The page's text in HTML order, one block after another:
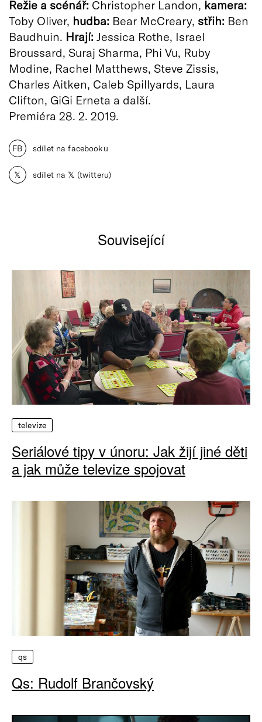
Režie a scénář: Christopher Landon, kamera:
Toby Oliver, hudba: Bear McCreary, střih: Ben
Baudhuin. Hrají: Jessica Rothe, Israel
Broussard, Suraj Sharma, Phi Vu, Ruby
Modine, Rachel Matthews, Steve Zissis,
Charles Aitken, Caleb Spillyards, Laura
Clifton, GiGi Erneta a další.
Premiéra 28. 2. 2019.
FB sdílet na facebooku
𝕏 sdílet na 𝕏 (twitteru)
Související
televize
Seriálové tipy v únoru: Jak žijí jiné děti
a jak může televize spojovat
qs
Qs: Rudolf Brančovský